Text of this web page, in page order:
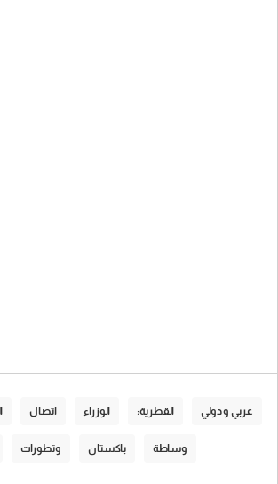
عربي و دولي القطرية: الوزراء اتصال
وساطة باكستان وتطورات